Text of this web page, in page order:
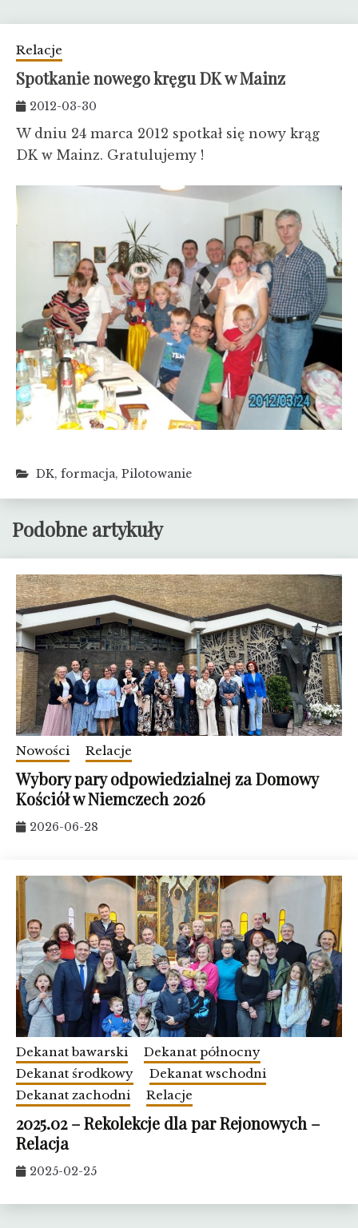
Relacje
Spotkanie nowego kręgu DK w Mainz
2012-03-30
W dniu 24 marca 2012 spotkał się nowy krąg
DK w Mainz. Gratulujemy !
DK, formacja, Pilotowanie
Podobne artykuły
Nowości Relacje
Wybory pary odpowiedzialnej za Domowy
Kościół w Niemczech 2026
2026-06-28
Dekanat bawarski
Dekanat północny
Dekanat środkowy
Dekanat wschodni
Dekanat zachodni
Relacje
2025.02 – Rekolekcje dla par Rejonowych –
Relacja
2025-02-25